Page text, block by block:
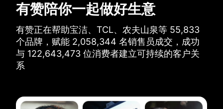
有赞陪你一起做好生意
有赞正在帮助宝洁、TCL、农夫山泉等 55,833
个品牌， 赋能 2,058,344 名销售员成交， 成功
与 122,643,473 位消费者建立可持续的客户关
系